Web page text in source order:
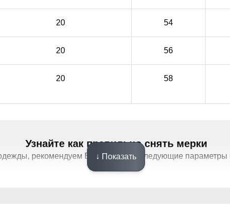
20 54
20 56
20 58
Узнайте как правильно снять мерки
рекомендуем Вам измерить следующие
↓ Показать